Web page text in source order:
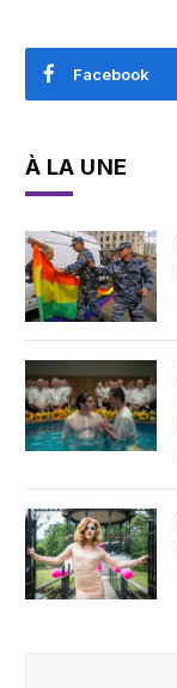
Facebook
À LA UNE